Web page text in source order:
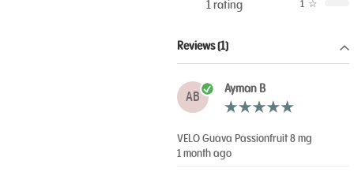
1 rating
1 ☆
Reviews (1)
AB
Ayman B
VELO Guava Passionfruit 8 mg
1 month ago